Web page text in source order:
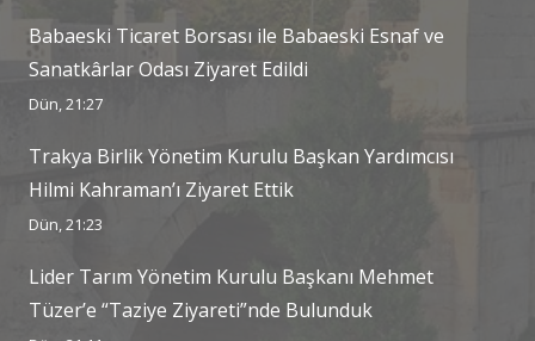
Babaeski Ticaret Borsası ile Babaeski Esnaf ve
Sanatkârlar Odası Ziyaret Edildi
Dün, 21:27
Trakya Birlik Yönetim Kurulu Başkan Yardımcısı
Hilmi Kahraman’ı Ziyaret Ettik
Dün, 21:23
Lider Tarım Yönetim Kurulu Başkanı Mehmet
Tüzer’e “Taziye Ziyareti”nde Bulunduk